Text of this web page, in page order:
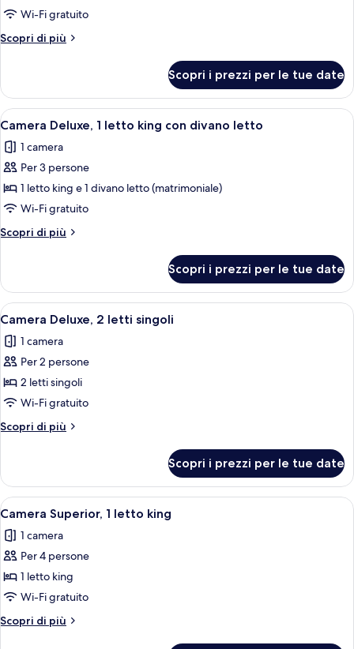
Camera
Deluxe,
1
king
Wi-Fi gratuito
Scopri di più
Altri
Deluxe,
letto
Scopri i prezzi per le tue date
Apri
tutte
le
foto
per
Camera
Deluxe,
1
king
con
divano
letto
Biancheria da letto di alta qualità,
10
Camera Deluxe, 1 letto king con divano letto
1 camera
Per 3 persone
1 letto king e 1 divano letto (matrimoniale)
Wi-Fi gratuito
Scopri di più
Altri
Deluxe,
letto
con
divano
Scopri i prezzi per le tue date
Apri
tutte
le
foto
per
Camera
Deluxe,
2
singoli
Biancheria da letto di alta qualità,
8
Camera Deluxe, 2 letti singoli
1 camera
Per 2 persone
2 letti singoli
Wi-Fi gratuito
Scopri di più
Altri
Deluxe,
letti
Scopri i prezzi per le tue date
Apri
tutte
le
foto
per
Camera
Superior,
1
Camera Superior, 1 letto king |
5
Camera Superior, 1 letto king
1 camera
Per 4 persone
1 letto king
Wi-Fi gratuito
Scopri di più
Altri